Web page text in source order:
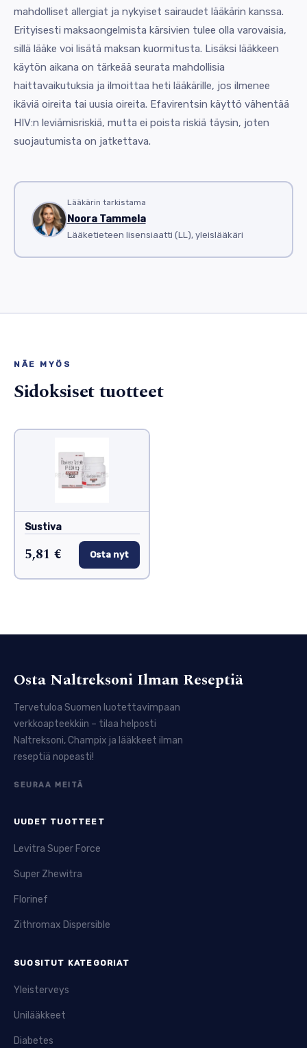
mahdolliset allergiat ja nykyiset sairaudet lääkärin kanssa.
Erityisesti maksaongelmista kärsivien tulee olla varovaisia,
sillä lääke voi lisätä maksan kuormitusta. Lisäksi lääkkeen
käytön aikana on tärkeää seurata mahdollisia
haittavaikutuksia ja ilmoittaa heti lääkärille, jos ilmenee
ikäviä oireita tai uusia oireita. Efavirentsin käyttö vähentää
HIV:n leviämisriskiä, mutta ei poista riskiä täysin, joten
suojautumista on jatkettava.
Lääkärin tarkistama
Noora Tammela
Lääketieteen lisensiaatti (LL), yleislääkäri
NÄE MYÖS
Sidoksiset tuotteet
Sustiva
5,81 € Osta nyt
Osta Naltreksoni Ilman Reseptiä
Tervetuloa Suomen luotettavimpaan
verkkoapteekkiin – tilaa helposti
Naltreksoni, Champix ja lääkkeet ilman
reseptiä nopeasti!
SEURAA MEITÄ
UUDET TUOTTEET
Levitra Super Force
Super Zhewitra
Florinef
Zithromax Dispersible
SUOSITUT KATEGORIAT
Yleisterveys
Unilääkkeet
Diabetes